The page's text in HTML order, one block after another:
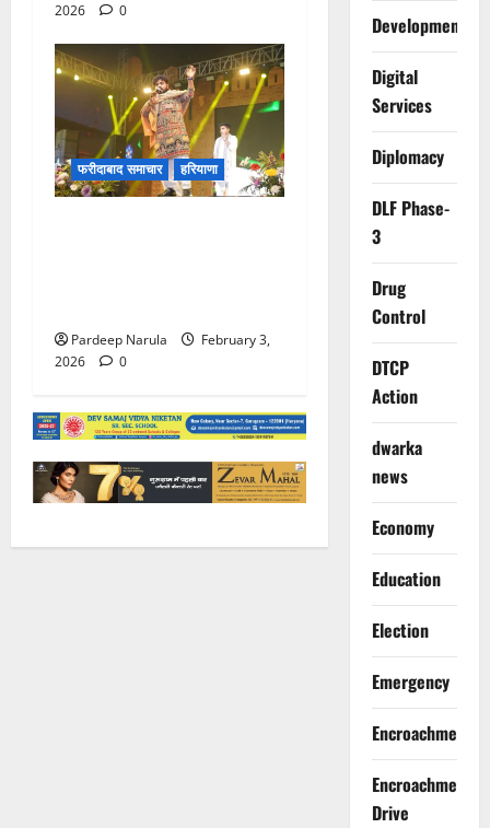
2026
0
फरीदाबाद समाचार हरियाणा
Pardeep Narula
February 3,
2026
0
Development
Digital
Services
Diplomacy
DLF Phase-
3
Drug
Control
DTCP
Action
dwarka
news
Economy
Education
Election
Emergency
Encroachment
Encroachment
Drive